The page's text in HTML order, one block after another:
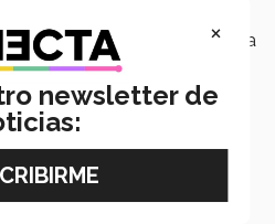
el Tec y
con Líderes del Mañana,
ha
de regalar la oportunidad
se haga realidad.
generación y ahora que
del Mañana el año
a participar,
mayores y
×
newsletter de